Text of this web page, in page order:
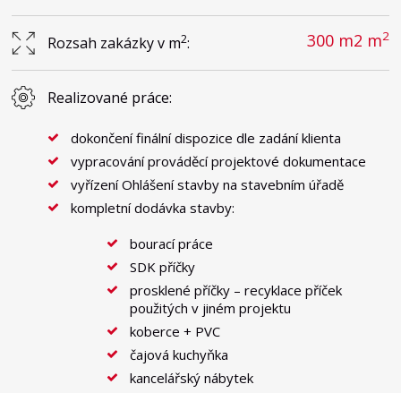
Rozsah zakázky v m2: 300 m2 m2
Realizované práce:
dokončení finální dispozice dle zadání klienta
vypracování prováděcí projektové dokumentace
vyřízení Ohlášení stavby na stavebním úřadě
kompletní dodávka stavby:
bourací práce
SDK příčky
prosklené příčky – recyklace příček
použitých v jiném projektu
koberce + PVC
čajová kuchyňka
kancelářský nábytek